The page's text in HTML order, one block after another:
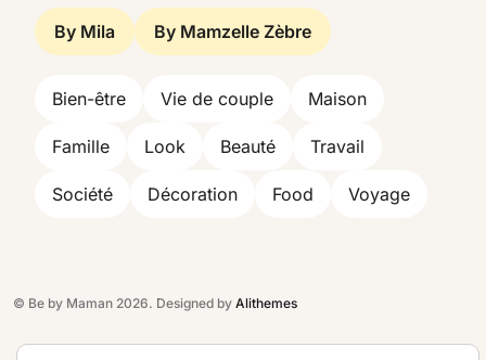
By Mila By Mamzelle Zèbre
Bien-être Vie de couple Maison
Famille Look Beauté Travail
Société Décoration Food Voyage
© Be by Maman 2026. Designed by Alithemes